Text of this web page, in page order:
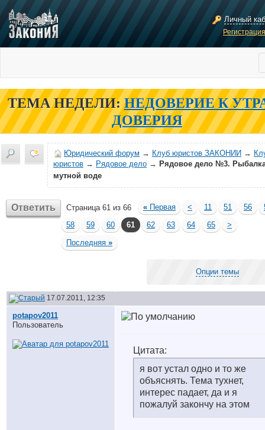
Личный
ТЕМА НЕДЕЛИ: НЕДОВЕРИЕ К
ДОВЕРИЯ
Юридический форум → Клуб юристов ЗАКОНИИ →
юристов → Рядовое дело → Рядовое дело №3.
мутной воде
Ответить Страница 61 из 66 « Первая < 11 51 56
58
59 60 61 62 63 64 65
>
Последняя »
Опции темы
17.07.2011, 12:35
potapov2011
Пользователь
Цитата:
я вот устал одно и то же
объяснять. Тема тухнет,
интерес падает, да и я
пожалуй закончу на этом